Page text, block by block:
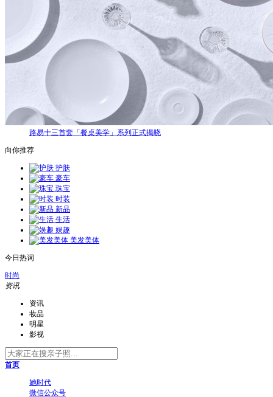
路易十三首套「餐桌美学」系列正式揭晓
向你推荐
护肤
豪车
珠宝
时装
新品
生活
娱趣
美发美体
今日热词
时尚
资讯
资讯
妆品
明星
影视
首页
她时代
微信公众号